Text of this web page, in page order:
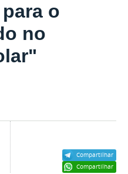
o
no
Compartilhar
Compartilhar